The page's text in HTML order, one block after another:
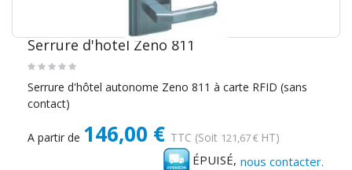
Serrure d'hotel Zeno 811
Serrure d'hôtel autonome Zeno 811 à carte RFID (sans
contact)
A partir de 146,00 € TTC (Soit 121,67 € HT)
ÉPUISÉ, nous contacter.